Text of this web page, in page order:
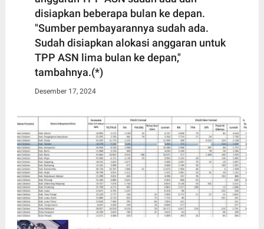
disiapkan beberapa bulan ke depan.
"Sumber pembayarannya sudah ada.
Sudah disiapkan alokasi anggaran untuk
TPP ASN lima bulan ke depan,"
tambahnya.(*)
Desember 17, 2024